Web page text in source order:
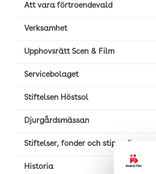
Att vara förtroendevald
Verksamhet
Upphovsrätt Scen & Film
Servicebolaget
Stiftelsen Höstsol
Djurgårdsmässan
Stiftelser, fonder och stipendier
Historia